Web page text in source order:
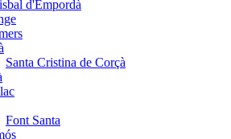
d'Empordà
Santa Cristina de Corçà
Font Santa